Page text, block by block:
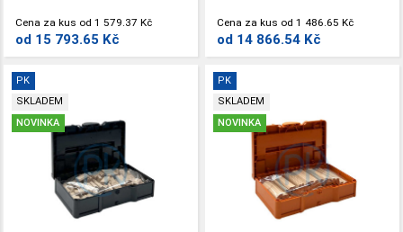
Cena za kus od 1 579.37 Kč
od 15 793.65 Kč
Cena za kus od 1 486.65 Kč
od 14 866.54 Kč
PK
SKLADEM
NOVINKA
PK
SKLADEM
NOVINKA